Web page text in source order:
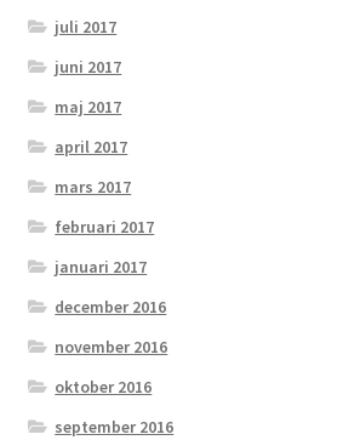
juli 2017
juni 2017
maj 2017
april 2017
mars 2017
februari 2017
januari 2017
december 2016
november 2016
oktober 2016
september 2016